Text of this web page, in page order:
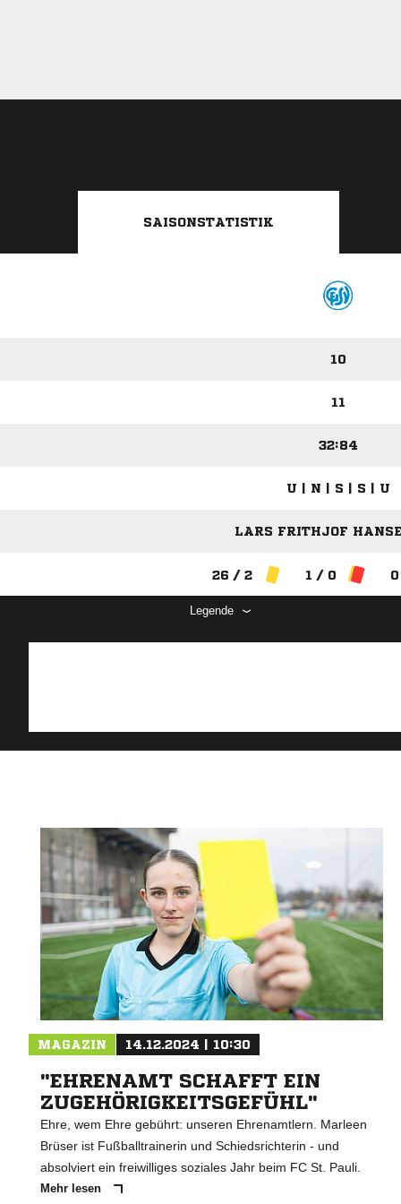
SAISONSTATISTIK
10
11
32:84
U | N | S | S | U
LARS FRITHJOF
26 / 2 1 / 0
Legende
MAGAZIN 14.12.2024 | 10:30
"EHRENAMT SCHAFFT EIN
ZUGEHÖRIGKEITSGEFÜHL"
Ehre, wem Ehre gebührt: unseren Ehrenamtlern. Marleen
Brüser ist Fußballtrainerin und Schiedsrichterin - und
absolviert ein freiwilliges soziales Jahr beim FC St. Pauli.
Mehr lesen